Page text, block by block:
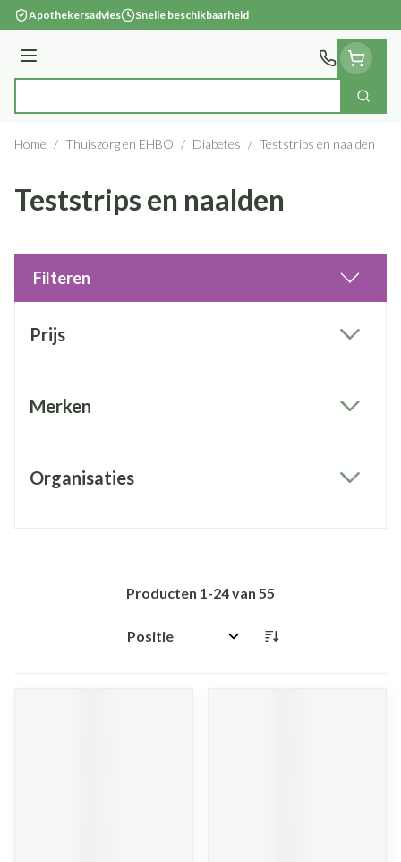
Ga naar de inhoud
Apothekersadvies Snelle beschikbaarheid
Menu
Zoek
Home / Thuiszorg en EHBO / Diabetes / Teststrips en naalden
Teststrips en naalden
Filteren
Prijs
Merken
Organisaties
Producten 1-24van 55
Sorteer op: